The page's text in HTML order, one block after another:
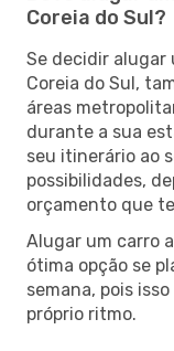
Coreia do Sul?
Se decidir alugar
Coreia do Sul,
áreas
durante a sua
seu itinerário ao
possibilidades,
orçamento que
Alugar um carro
ótima opção se
semana, pois
próprio ritmo.